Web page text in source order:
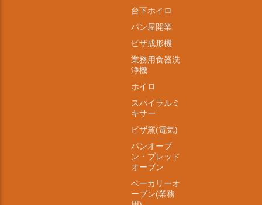
台下ホイロ
パン屋開業
ピザ成形機
業務用食器洗
浄機
ホイロ
スパイラルミ
キサー
ピザ窯(電気)
パンオーブ
ン・ブレッド
オーブン
ベーカリーオ
ーブン(業務